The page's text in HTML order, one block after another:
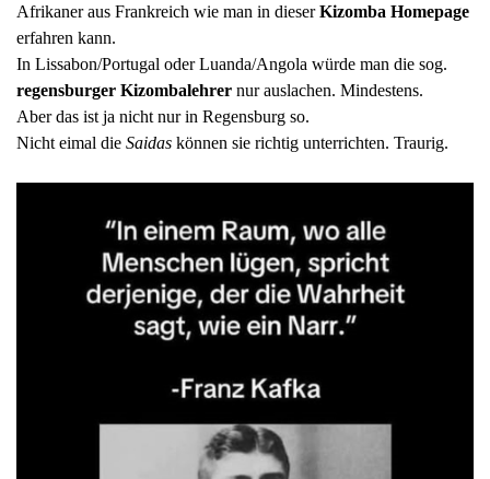
Afrikaner aus Frankreich wie man in dieserKizomba Homepage
erfahren kann.
In Lissabon/Portugal oder Luanda/Angola würde man die sog.
regensburger Kizombalehrer nur auslachen. Mindestens.
Aber das ist ja nicht nur in Regensburg so.
Nicht eimal die Saidas können sie richtig unterrichten. Traurig.